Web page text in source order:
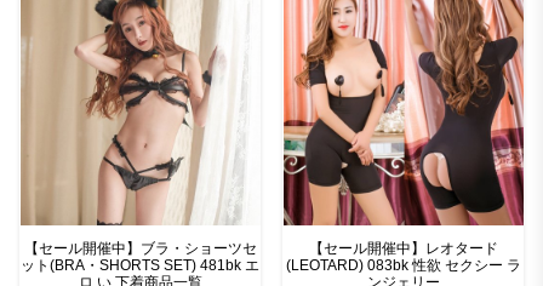
【セール開催中】ブラ・ショーツセ
ット(BRA・SHORTS SET) 481bk エ
ロ い 下着商品一覧
【セール開催中】レオタード
(LEOTARD) 083bk 性欲 セクシー ラ
ンジェリー